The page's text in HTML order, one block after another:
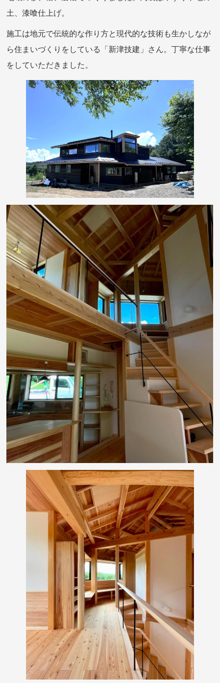
土、漆喰仕上げ。
施工は地元で伝統的な作り方と現代的な技術も生かしなが
ら住まいづくりをしている「新津技建」さん。丁寧な仕事
をしていただきました。